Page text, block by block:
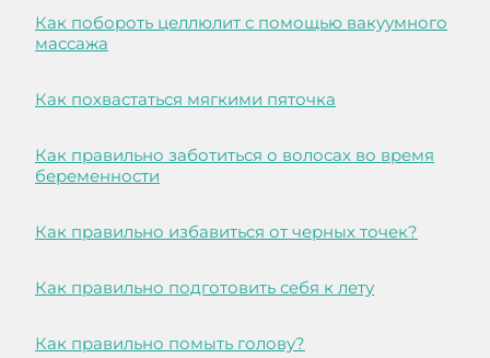
Как побороть целлюлит с помощью вакуумного
массажа
Как похвастаться мягкими пяточка
Как правильно заботиться о волосах во время
беременности
Как правильно избавиться от черных точек?
Как правильно подготовить себя к лету
Как правильно помыть голову?